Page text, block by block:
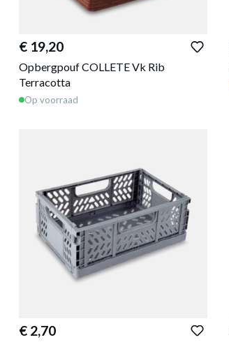
€ 19,20
Opbergpouf COLLETE Vk Rib
Terracotta
Op voorraad
€ 2,70